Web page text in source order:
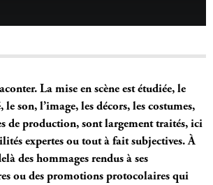
La mise en scène est étudiée, le
son, l’image, les décors, les costumes,
de production, sont largement traités, ici
expertes ou tout à fait subjectives. À
des hommages rendus à ses
ou des promotions protocolaires qui